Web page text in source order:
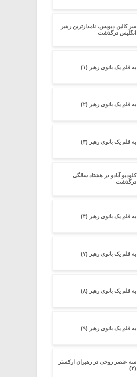
سر کالین دیویس، نامدارترین رهبر
انگلیس درگذشت
به قلم یک بانوی رهبر (۱)
به قلم یک بانوی رهبر (۲)
به قلم یک بانوی رهبر (۳)
کلودیو آبادو در هشتاد سالگی
درگذشت
به قلم یک بانوی رهبر (۴)
به قلم یک بانوی رهبر (۷)
به قلم یک بانوی رهبر (۸)
به قلم یک بانوی رهبر (۹)
سه عنصر روحی در رهبران ارکستر
(۲)